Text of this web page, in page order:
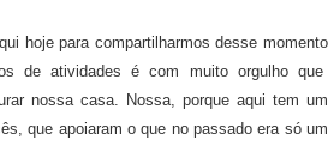
hoje para compartilharmos desse momento
de atividades é com muito orgulho que
nossa casa. Nossa, porque aqui tem um
que apoiaram o que no passado era só um